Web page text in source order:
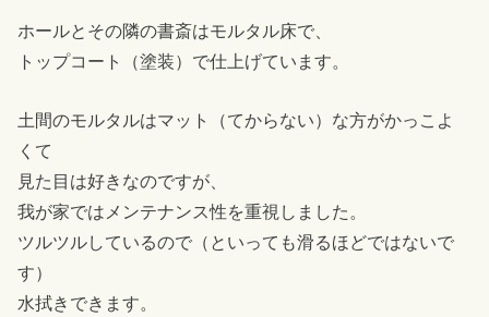
ホールとその隣の書斎はモルタル床で、
トップコート（塗装）で仕上げています。
土間のモルタルはマット（てからない）な方がかっこよ
くて
見た目は好きなのですが、
我が家ではメンテナンス性を重視しました。
ツルツルしているので（といっても滑るほどではないで
す）
水拭きできます。